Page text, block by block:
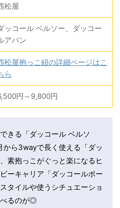
松屋
ッコール ベルソー、ダッコー
アバン
松屋抱っこ紐の詳細ページはこ
ら
円～9,800円
きる「ダッコール ベルソ
から3wayで長く使える「ダッ
素抱っこがぐっと楽になるヒ
ーキャリア「ダッコールポー
タイルや使うシチュエーショ
べるのが◎